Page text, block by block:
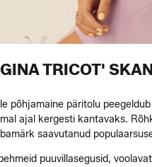
GINA TRICOT'
põhjamaine päritolu
ajal kergesti kantavaks.
saavutanud
puuvillasegusid,